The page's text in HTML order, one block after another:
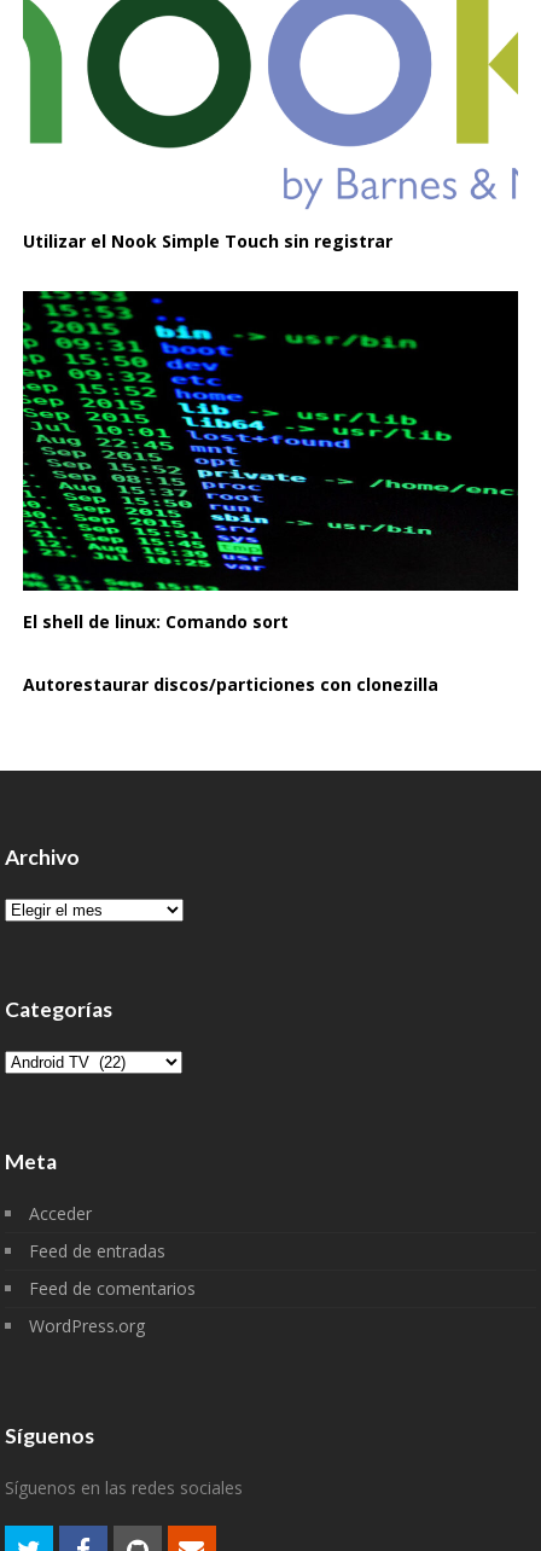
Utilizar el Nook Simple Touch sin registrar
El shell de linux: Comando sort
Autorestaurar discos/particiones con clonezilla
Archivo
Archivo
Categorías
Categorías
Meta
Acceder
Feed de entradas
Feed de comentarios
WordPress.org
Síguenos
Síguenos en las redes sociales